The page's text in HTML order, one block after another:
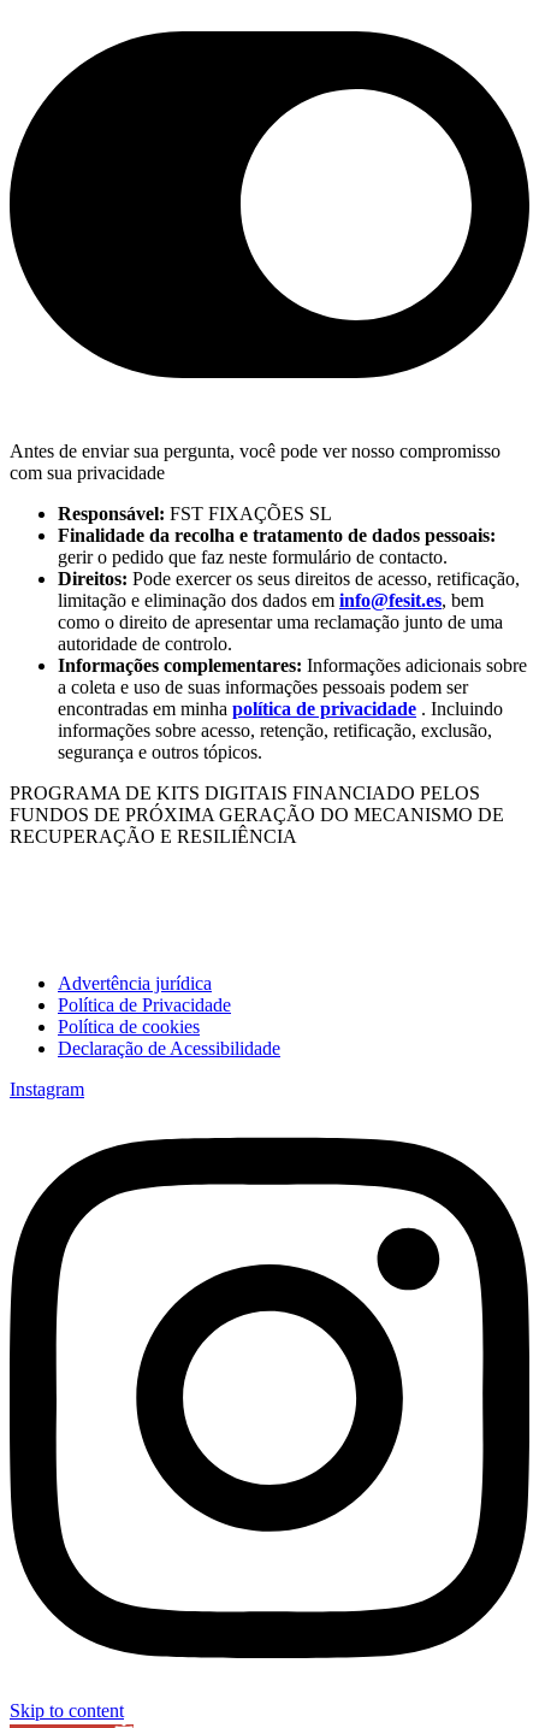
Antes de enviar sua pergunta, você pode ver nosso compromisso
com sua privacidade
Responsável: FST FIXAÇÕES SL
Finalidade da recolha e tratamento de dados pessoais:
gerir o pedido que faz neste formulário de contacto.
Direitos: Pode exercer os seus direitos de acesso, retificação,
limitação e eliminação dos dados em info@fesit.es, bem
como o direito de apresentar uma reclamação junto de uma
autoridade de controlo.
Informações complementares: Informações adicionais sobre
a coleta e uso de suas informações pessoais podem ser
encontradas em minha política de privacidade . Incluindo
informações sobre acesso, retenção, retificação, exclusão,
segurança e outros tópicos.
PROGRAMA DE KITS DIGITAIS FINANCIADO PELOS
FUNDOS DE PRÓXIMA GERAÇÃO DO MECANISMO DE
RECUPERAÇÃO E RESILIÊNCIA
Advertência jurídica
Política de Privacidade
Política de cookies
Declaração de Acessibilidade
Instagram
Skip to content